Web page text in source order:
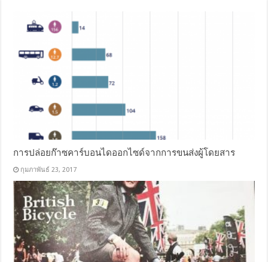
การปล่อยก๊าซคาร์บอนไดออกไซด์จากการขนส่งผู้โดยสาร
กุมภาพันธ์ 23, 2017